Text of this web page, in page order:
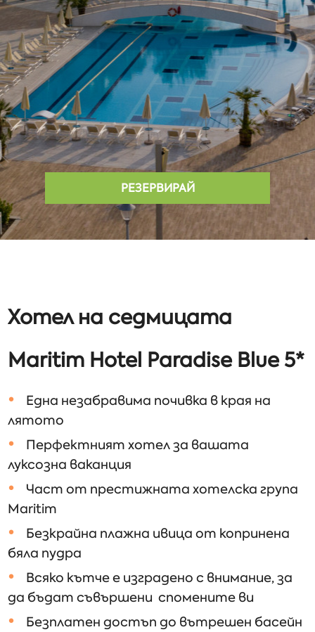
РЕЗЕРВИРАЙ
Хотел на седмицата
Maritim Hotel Paradise Blue 5*
Една незабравима почивка в края на
лятото
Перфектният хотел за вашата
луксозна ваканция
Част от престижната хотелска група
Maritim
Безкрайна плажна ивица от копринена
бяла пудра
Всяко кътче е изградено с внимание, за
да бъдат съвършени спомените ви
Безплатен достъп до вътрешен басейн